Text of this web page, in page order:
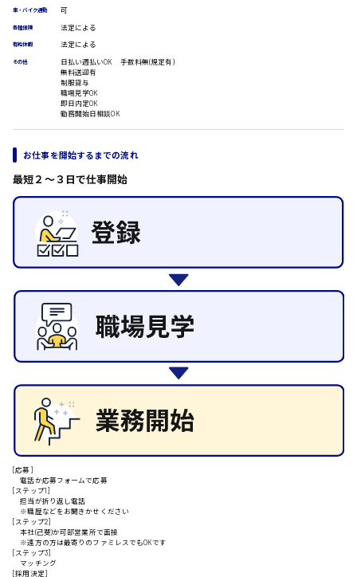
販売・サービス・フード系
洗い場
ラウンダー営業
ルート営業
その他の専門職
施設管理・整備
清掃
施工管理
配送・ドライバー
山県郡
安芸太田町
安芸郡
山口県
日給9000円～
車・バイク通勤 可
各種保険 法定による
有給休暇 法定による
その他
日払い週払いOK 手数料無(規定有)
無料送迎有
制服貸与
職場見学OK
即日内定OK
勤務開始日相談OK
お仕事を開始するまでの流れ
最短２〜３日で仕事開始
[応募]
電話か応募フォームで応募
[ステップ1]
担当が折り返し電話
※職歴などをお聞きかせください
[ステップ2]
本社(己斐)か可部営業所で面接
※遠方の方は最寄りのファミレスでもOKです
[ステップ3]
マッチング
[採用決定]